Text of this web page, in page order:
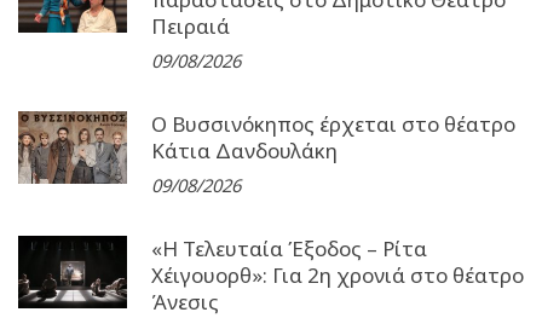
Πειραιά
09/08/2026
Ο Βυσσινόκηπος έρχεται στο θέατρο
Κάτια Δανδουλάκη
09/08/2026
«Η Τελευταία Έξοδος – Ρίτα
Χέιγουορθ»: Για 2η χρονιά στο θέατρο
Άνεσις